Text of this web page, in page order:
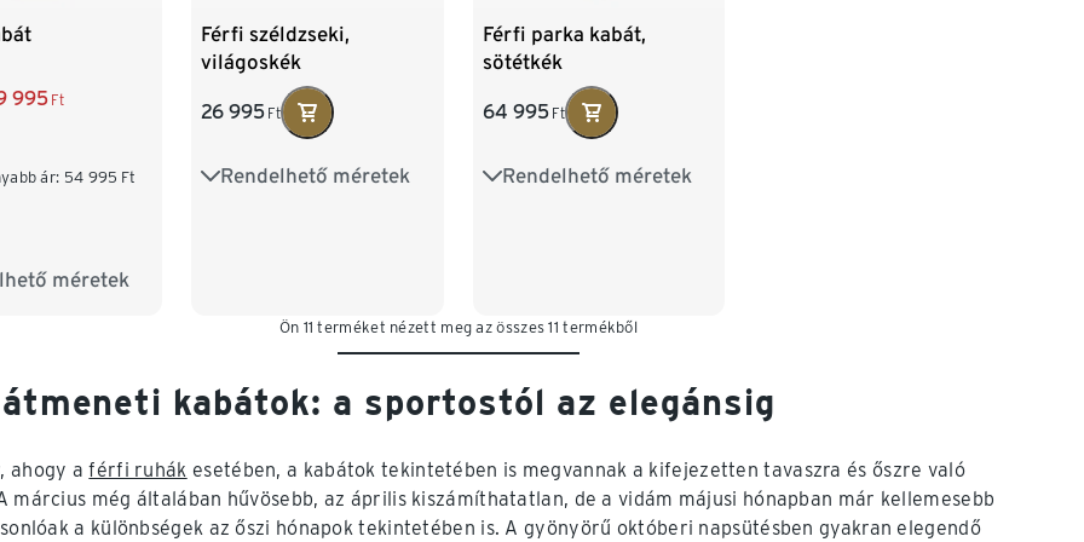
995 Ft
ár: 54 995 Ft
méretek
M 48/50
Férfi széldzseki,
világoskék
26 995 Ft
Rendelhető méretek
S 44/46 M 48/50
Férfi parka kabát,
sötétkék
64 995 Ft
Rendelhető méretek
S 44/46 M 48/50
4XL 68/70 5XL 72/74
Ön 11 terméket nézett meg az összes 11 termékből
kabátok: a sportostól az elegánsig
ahogy aférfi ruhák esetében, a kabátok tekintetében is megvannak a kifejezetten tavaszra és őszre való
március még általában hűvösebb, az április kiszámíthatatlan, de a vidám májusi hónapban már kellemesebb
a különbségek az őszi hónapok tekintetében is. A gyönyörű októberi napsütésben gyakran elegendő